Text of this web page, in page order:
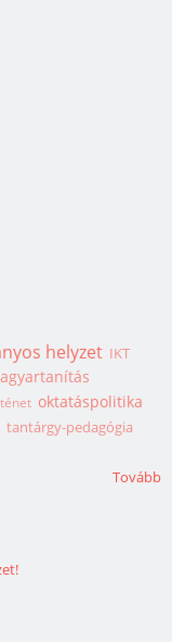
helyzet IKT
oktatáspolitika
tantárgy-pedagógia
Tovább